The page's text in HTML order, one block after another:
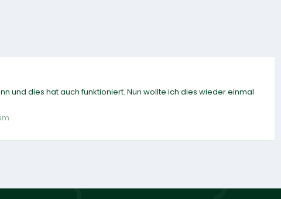
und dies hat auch funktioniert. Nun wollte ich dies wieder einmal